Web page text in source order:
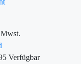
Verfügbar